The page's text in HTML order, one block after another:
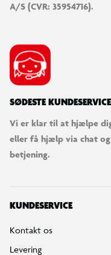
A/S (CVR: 35954716).
SØDESTE KUNDESERVICE
Vi er klar til at hjælpe
eller få hjælp via chat
betjening.
KUNDESERVICE
Kontakt os
Levering